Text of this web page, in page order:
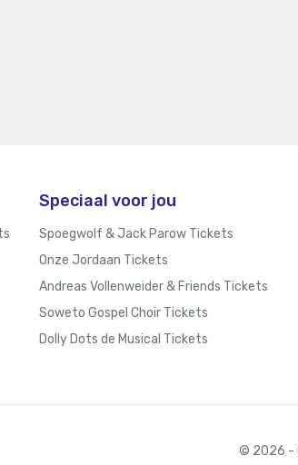
Speciaal voor jou
Spoegwolf & Jack Parow Tickets
Onze Jordaan Tickets
Andreas Vollenweider & Friends Tickets
Soweto Gospel Choir Tickets
Dolly Dots de Musical Tickets
© 2026 -